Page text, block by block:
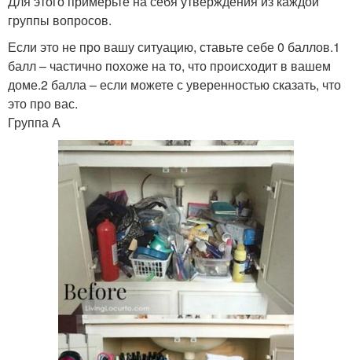
группы вопросов.
Если это не про вашу ситуацию, ставьте себе 0 баллов.1
балл – частично похоже на то, что происходит в вашем
доме.2 балла – если можете с уверенностью сказать, что
это про вас.
Группа А